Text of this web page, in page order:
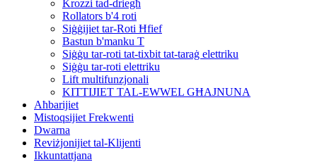
Krozzi tad-driegħ
Rollators b'4 roti
Siġġijiet tar-Roti Ħfief
Bastun b'manku T
Siġġu tar-roti tat-tixbit tat-taraġ elettriku
Siġġu tar-roti elettriku
Lift multifunzjonali
KITTIJIET TAL-EWWEL GĦAJNUNA
Aħbarijiet
Mistoqsijiet Frekwenti
Dwarna
Reviżjonijiet tal-Klijenti
Ikkuntattjana